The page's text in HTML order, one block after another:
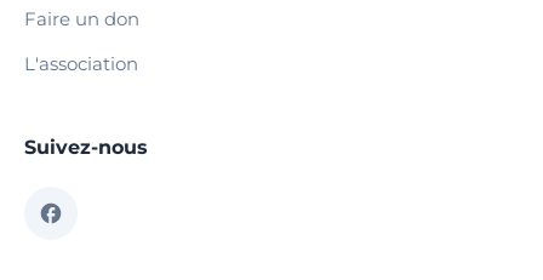
Faire un don
L'association
Suivez-nous